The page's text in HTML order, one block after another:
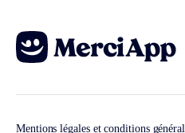
Mentions légales et conditions